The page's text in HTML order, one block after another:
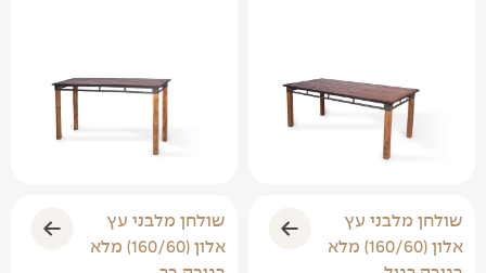
שולחן מלבני עץ
אלון (160/60) מלא
שולחן מלבני עץ
אלון (160/60) מלא